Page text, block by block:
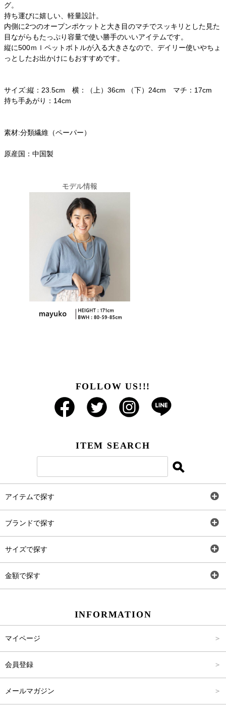
グ。
持ち運びに嬉しい、軽量設計。
内側に2つのオープンポケットと大き目のマチでスッキリとした見た
目ながらもたっぷり容量で使い勝手のいいアイテムです。
縦に500ｍｌペットボトルが入る大きさなので、デイリー使いやちょ
っとしたお出かけにもおすすめです。
サイズ:縦：23.5cm 横：（上）36cm （下）24cm マチ：17cm
持ち手あがり：14cm
素材:分類繊維（ペーパー）
原産国：中国製
モデル情報
FOLLOW US!!!
ITEM SEARCH
アイテムで探す
ブランドで探す
サイズで探す
金額で探す
INFORMATION
マイページ
会員登録
メールマガジン